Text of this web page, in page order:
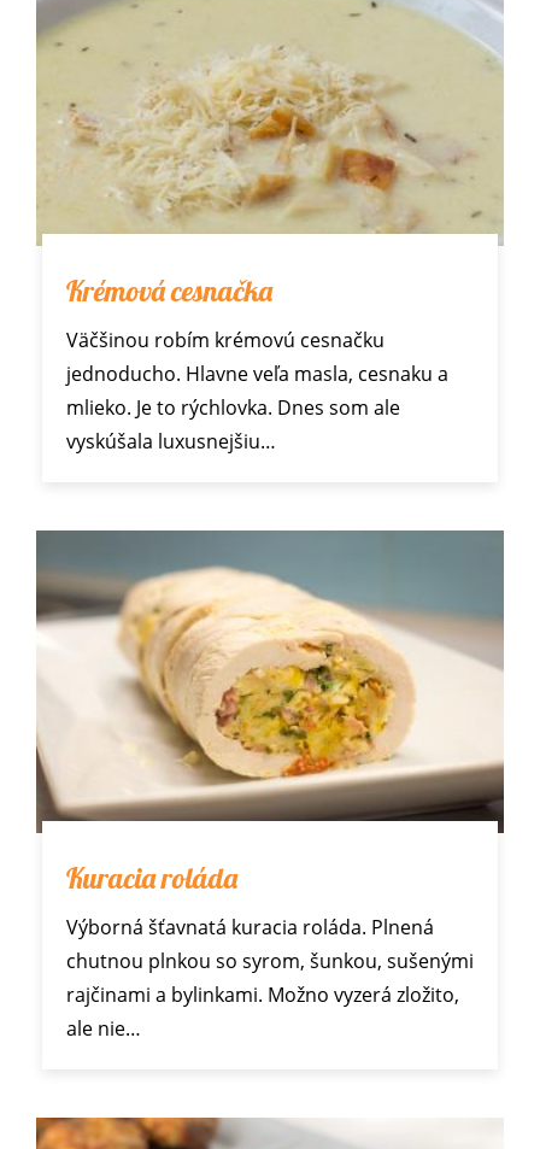
Krémová cesnačka
Väčšinou robím krémovú cesnačku
jednoducho. Hlavne veľa masla, cesnaku a
mlieko. Je to rýchlovka. Dnes som ale
vyskúšala luxusnejšiu…
Kuracia roláda
Výborná šťavnatá kuracia roláda. Plnená
chutnou plnkou so syrom, šunkou, sušenými
rajčinami a bylinkami. Možno vyzerá zložito,
ale nie…